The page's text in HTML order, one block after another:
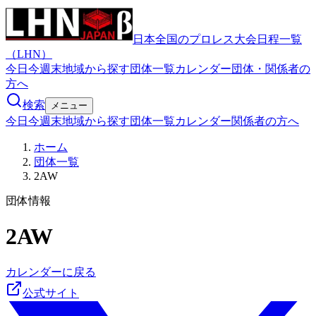
日本全国のプロレス大会日程一覧
（LHN）
今日 今週末地域から探す団体一覧カレンダー団体・関係者の
方へ
検索
メニュー
今日 今週末地域から探す団体一覧カレンダー関係者の方へ
ホーム
団体一覧
2AW
団体情報
2AW
カレンダーに戻る
公式サイト